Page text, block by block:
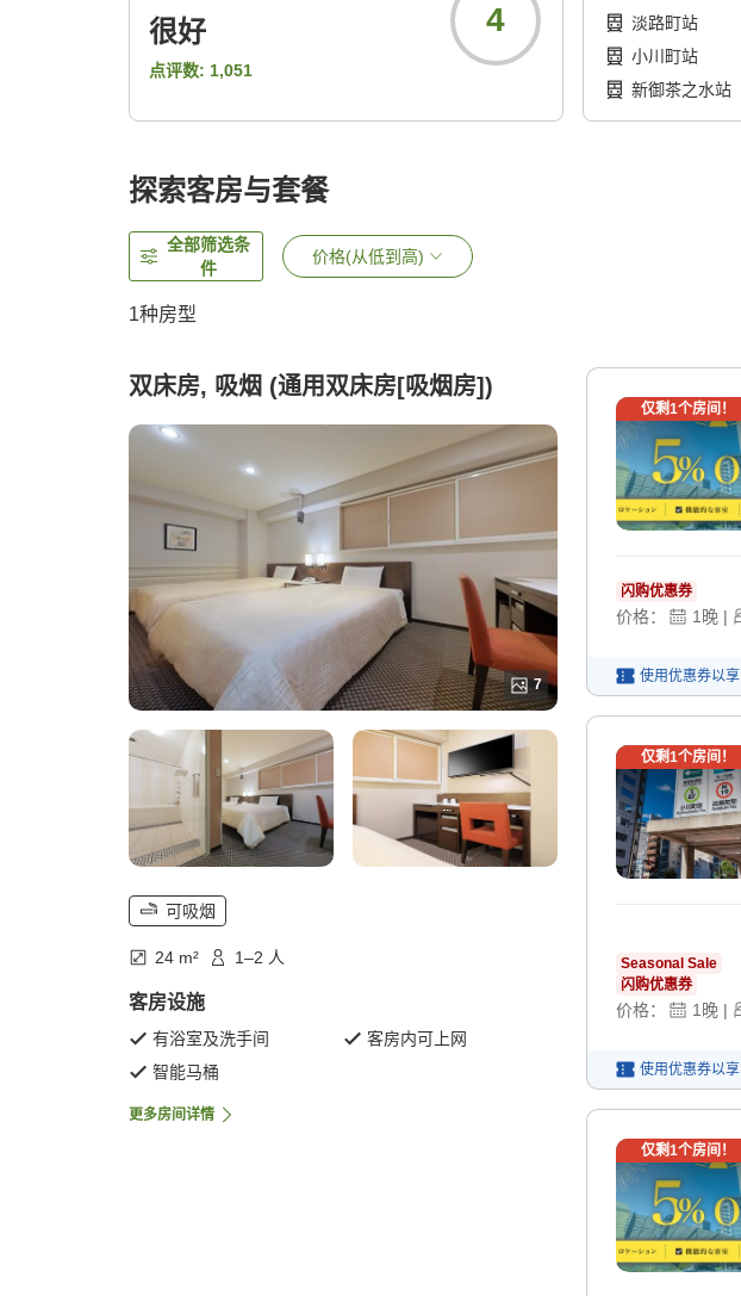
很好
点评数: 1,051
4 淡路町站
小川町站
新御茶之水站
探索客房与套餐
全部筛选条
件
价格(从低到高)
1种房型
双床房, 吸烟 (通用双床房[吸烟房])
7
可吸烟
24 m² 1–2 人
客房设施
有浴室及洗手间
客房内可上网
智能马桶
更多房间详情
仅剩1个房间！
闪购优惠券
价格： 1晚 |
使用优惠券以享
仅剩1个房间！
Seasonal Sale
闪购优惠券
价格： 1晚 |
使用优惠券以享
仅剩1个房间！